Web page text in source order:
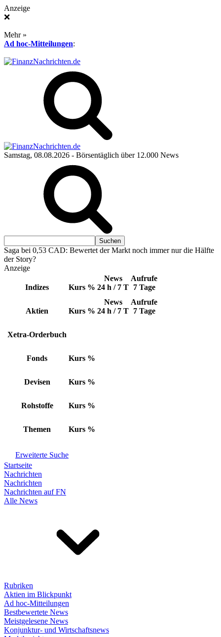
Anzeige
❌
Mehr »
Ad hoc-Mitteilungen:
Samstag, 08.08.2026 - Börsentäglich über 12.000 News
Saga bei 0,53 CAD: Bewertet der Markt noch immer nur die Hälfte
der Story?
Anzeige
Indizes Kurs %
News
24 h / 7 T
Aufrufe
7 Tage
Aktien Kurs %
News
24 h / 7 T
Aufrufe
7 Tage
Xetra-Orderbuch
Fonds Kurs %
Devisen Kurs %
Rohstoffe Kurs %
Themen Kurs %
Erweiterte Suche
Startseite
Nachrichten
Nachrichten
Nachrichten auf FN
Alle News
Rubriken
Aktien im Blickpunkt
Ad hoc-Mitteilungen
Bestbewertete News
Meistgelesene News
Konjunktur- und Wirtschaftsnews